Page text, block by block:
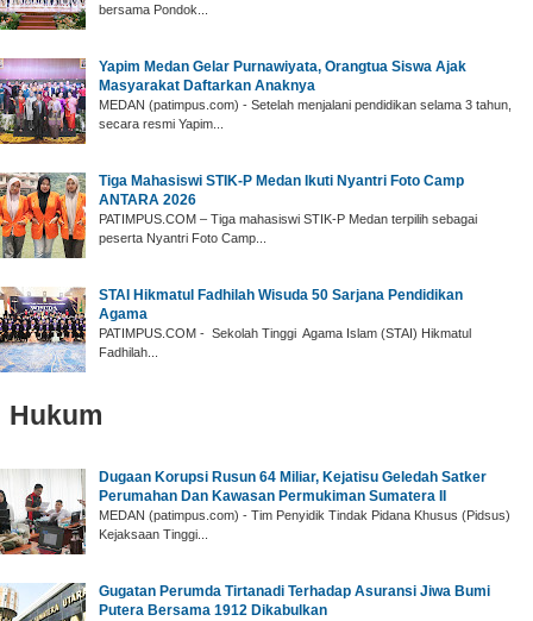
bersama Pondok...
Yapim Medan Gelar ‎Purnawiyata, Orangtua Siswa Ajak
Masyarakat Daftarkan Anaknya
‎MEDAN (patimpus.com) - Setelah menjalani pendidikan selama 3 tahun,
secara resmi Yapim...
‎Tiga Mahasiswi STIK-P Medan Ikuti Nyantri Foto Camp
ANTARA 2026
‎PATIMPUS.COM – Tiga mahasiswi STIK-P Medan terpilih sebagai
peserta Nyantri Foto Camp...
‎STAI Hikmatul Fadhilah Wisuda 50 Sarjana Pendidikan
Agama
‎PATIMPUS.COM - Sekolah Tinggi Agama Islam (STAI) Hikmatul
Fadhilah...
Hukum
‎Dugaan Korupsi Rusun 64 Miliar, Kejatisu Geledah Satker
Perumahan Dan Kawasan Permukiman Sumatera II
‎MEDAN (patimpus.com) - Tim Penyidik Tindak Pidana Khusus (Pidsus)
Kejaksaan Tinggi...
Gugatan Perumda Tirtanadi Terhadap Asuransi Jiwa Bumi
Putera Bersama 1912 Dikabulkan